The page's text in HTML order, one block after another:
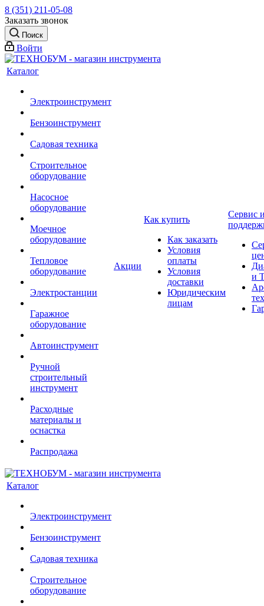
8 (351) 211-05-08
Заказать звонок
Поиск
Войти
Каталог
Электроинструмент
Бензоинструмент
Садовая техника
Строительное
оборудование
Насосное
оборудование
Моечное
оборудование
Тепловое
оборудование
Электростанции
Гаражное
оборудование
Автоинструмент
Ручной
строительный
инструмент
Расходные
материалы и
оснастка
Распродажа
Акции
Как купить
Как заказать
Условия
оплаты
Условия
доставки
Юридическим
лицам
Сервис
и
Каталог
Электроинструмент
Бензоинструмент
Садовая техника
Строительное
оборудование